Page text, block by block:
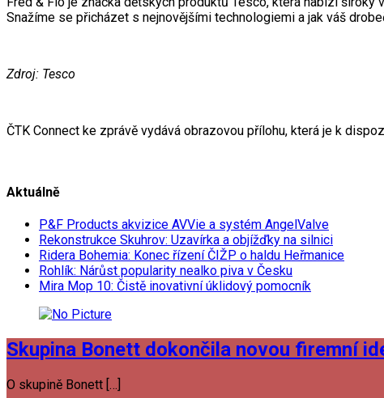
Snažíme se přicházet s nejnovějšími technologiemi a jak váš
Zdroj: Tesco
ČTK Connect ke zprávě vydává obrazovou přílohu, která je k
Aktuálně
P&F Products akvizice AVVie a systém AngelValve
Rekonstrukce Skuhrov: Uzavírka a objížďky na silnici
Ridera Bohemia: Konec řízení ČIŽP o haldu Heřmanice
Rohlík: Nárůst popularity nealko piva v Česku
Mira Mop 10: Čistě inovativní úklidový pomocník
Skupina Bonett dokončila novou firemní
O skupině Bonett […]